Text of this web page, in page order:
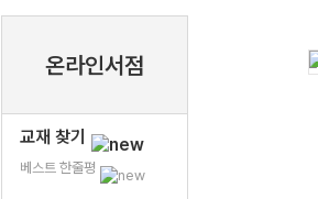
온라인서점
교재 찾기
베스트 한줄평